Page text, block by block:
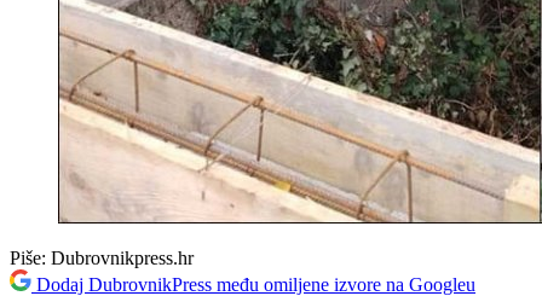
Piše: Dubrovnikpress.hr
Dodaj DubrovnikPress među omiljene izvore na Googleu